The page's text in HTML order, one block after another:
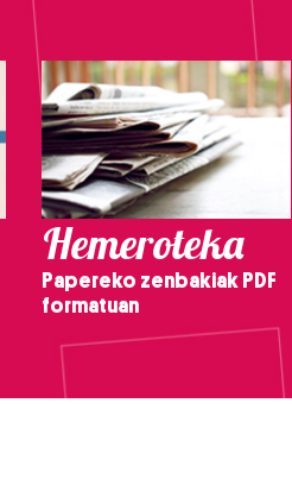
Hemeroteka
Papereko zenbakiak PDF
formatuan